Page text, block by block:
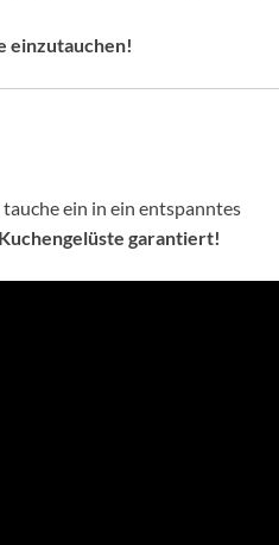
einzutauchen!
ein in ein entspanntes
Kuchengelüste garantiert!